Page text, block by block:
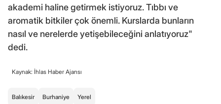
akademi haline getirmek istiyoruz. Tıbbı ve
aromatik bitkiler çok önemli. Kurslarda bunların
nasıl ve nerelerde yetişebileceğini anlatıyoruz"
dedi.
Kaynak: İhlas Haber Ajansı
Balıkesir Burhaniye Yerel